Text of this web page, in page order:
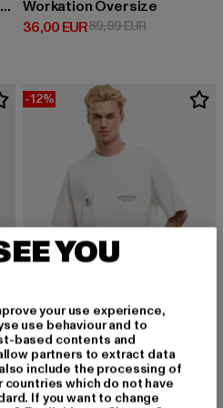
Sunday Running Club Oversized
49,99 EUR
Workation Oversize
36,00 EUR
Derzeitiger Preis: 36,00 EUR
89,99 EURAktionspreis:
-12%
ANOTHER COTTON LAB
43,99 EUR
Derzeitiger Preis: 43,99 EUR
49,99 EUR Aktionspreis:
YOU
your use experience,
use behaviour and to
based contents and
partners to extract data
include the processing of
countries which do not have
If you want to change